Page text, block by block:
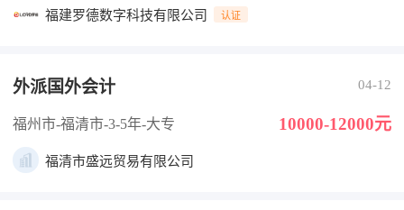
福建罗德数字科技有限公司 认证
外派国外会计 04-12
福州市-福清市-3-5年-大专 10000-12000元
福清市盛远贸易有限公司